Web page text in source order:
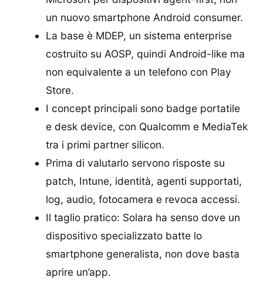
un nuovo smartphone Android consumer.
La base è MDEP, un sistema enterprise
costruito su AOSP, quindi Android-like ma
non equivalente a un telefono con Play
Store.
I concept principali sono badge portatile
e desk device, con Qualcomm e MediaTek
tra i primi partner silicon.
Prima di valutarlo servono risposte su
patch, Intune, identità, agenti supportati,
log, audio, fotocamera e revoca accessi.
Il taglio pratico: Solara ha senso dove un
dispositivo specializzato batte lo
smartphone generalista, non dove basta
aprire un’app.